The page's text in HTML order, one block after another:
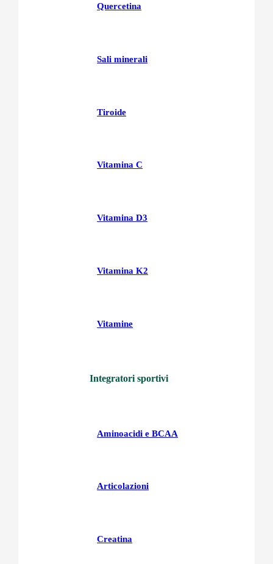
Quercetina
Sali minerali
Tiroide
Vitamina C
Vitamina D3
Vitamina K2
Vitamine
Integratori sportivi
Aminoacidi e BCAA
Articolazioni
Creatina